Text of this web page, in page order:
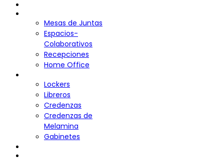
Mesas de Juntas
Espacios-
Colaborativos
Recepciones
Home Office
Lockers
Libreros
Credenzas
Credenzas de
Melamina
Gabinetes